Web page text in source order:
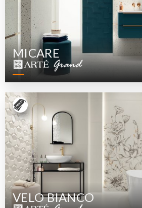
MICARE
VELO BIANCO